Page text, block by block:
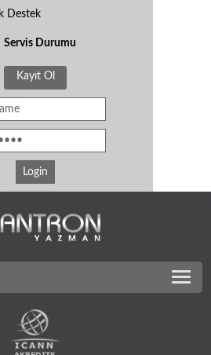
Destek
Servis Durumu
Kayıt Ol